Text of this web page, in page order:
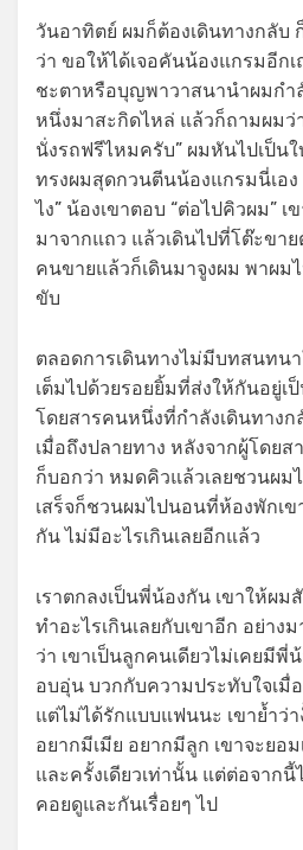
วันอาทิตย์ ผมก็ต้องเดินทางกลับ
ว่า ขอให้ได้เจอคันน้องแกรมอีก
ชะตาหรือบุญพาวาสนานำผมกำ
หนึ่งมาสะกิดไหล่ แล้วก็ถามผมว่
นั่งรถฟรีไหมครับ” ผมหันไปเป็น
ทรงผมสุดกวนตีนน้องแกรมนี่เอง
ไง” น้องเขาตอบ “ต่อไปคิวผม”
มาจากแถว แล้วเดินไปที่โต๊ะขา
คนขายแล้วก็เดินมาจูงผม พาผ
ขับ
ตลอดการเดินทางไม่มีบทสนทนา
เต็มไปด้วยรอยยิ้มที่ส่งให้กันอยู่เ
โดยสารคนหนึ่งที่กำลังเดินทางก
เมื่อถึงปลายทาง หลังจากผู้โดย
ก็บอกว่า หมดคิวแล้วเลยชวนผม
เสร็จก็ชวนผมไปนอนที่ห้องพักเข
กัน ไม่มีอะไรเกินเลยอีกแล้ว
เราตกลงเป็นพี่น้องกัน เขาให้ผ
ทำอะไรเกินเลยกับเขาอีก อย่าง
ว่า เขาเป็นลูกคนเดียวไม่เคยมีพี่
อบอุ่น บวกกับความประทับใจเ
แต่ไม่ได้รักแบบแฟนนะ เขาย้ำว่
อยากมีเมีย อยากมีลูก เขาจะยอ
และครั้งเดียวเท่านั้น แต่ต่อจากนี้
คอยดูและกันเรื่อยๆ ไป